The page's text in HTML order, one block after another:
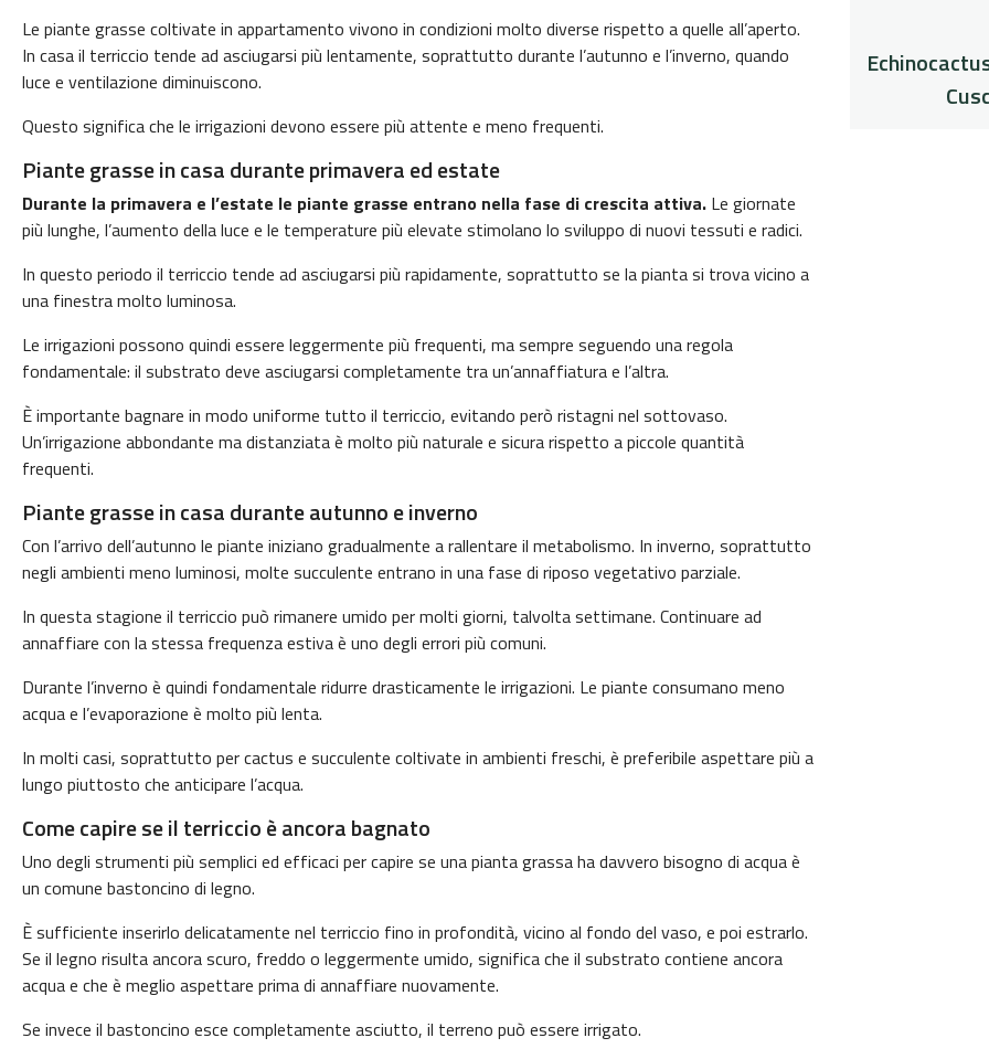
Le piante grasse coltivate in appartamento vivono in condizioni molto diverse rispetto a quelle all’aperto.
In casa il terriccio tende ad asciugarsi più lentamente, soprattutto durante l’autunno e l’inverno, quando
luce e ventilazione diminuiscono.
Questo significa che le irrigazioni devono essere più attente e meno frequenti.
Piante grasse in casa durante primavera ed estate
Durante la primavera e l’estate le piante grasse entrano nella fase di crescita attiva. Le giornate
più lunghe, l’aumento della luce e le temperature più elevate stimolano lo sviluppo di nuovi tessuti e radici.
In questo periodo il terriccio tende ad asciugarsi più rapidamente, soprattutto se la pianta si trova vicino a
una finestra molto luminosa.
Le irrigazioni possono quindi essere leggermente più frequenti, ma sempre seguendo una regola
fondamentale: il substrato deve asciugarsi completamente tra un’annaffiatura e l’altra.
È importante bagnare in modo uniforme tutto il terriccio, evitando però ristagni nel sottovaso.
Un’irrigazione abbondante ma distanziata è molto più naturale e sicura rispetto a piccole quantità
frequenti.
Piante grasse in casa durante autunno e inverno
Con l’arrivo dell’autunno le piante iniziano gradualmente a rallentare il metabolismo. In inverno, soprattutto
negli ambienti meno luminosi, molte succulente entrano in una fase di riposo vegetativo parziale.
In questa stagione il terriccio può rimanere umido per molti giorni, talvolta settimane. Continuare ad
annaffiare con la stessa frequenza estiva è uno degli errori più comuni.
Durante l’inverno è quindi fondamentale ridurre drasticamente le irrigazioni. Le piante consumano meno
acqua e l’evaporazione è molto più lenta.
In molti casi, soprattutto per cactus e succulente coltivate in ambienti freschi, è preferibile aspettare più a
lungo piuttosto che anticipare l’acqua.
Come capire se il terriccio è ancora bagnato
Uno degli strumenti più semplici ed efficaci per capire se una pianta grassa ha davvero bisogno di acqua è
un comune bastoncino di legno.
È sufficiente inserirlo delicatamente nel terriccio fino in profondità, vicino al fondo del vaso, e poi estrarlo.
Se il legno risulta ancora scuro, freddo o leggermente umido, significa che il substrato contiene ancora
acqua e che è meglio aspettare prima di annaffiare nuovamente.
Se invece il bastoncino esce completamente asciutto, il terreno può essere irrigato.